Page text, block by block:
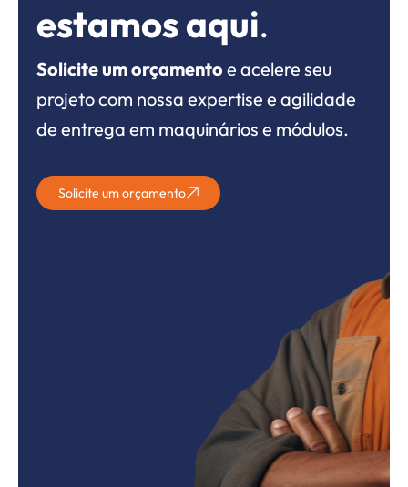
estamos aqui.
Solicite um orçamento e acelere seu
projeto com nossa expertise e agilidade
de entrega em maquinários e módulos.
Solicite um orçamento